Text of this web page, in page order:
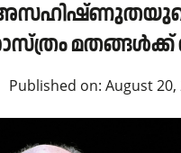
Published on: August 20,